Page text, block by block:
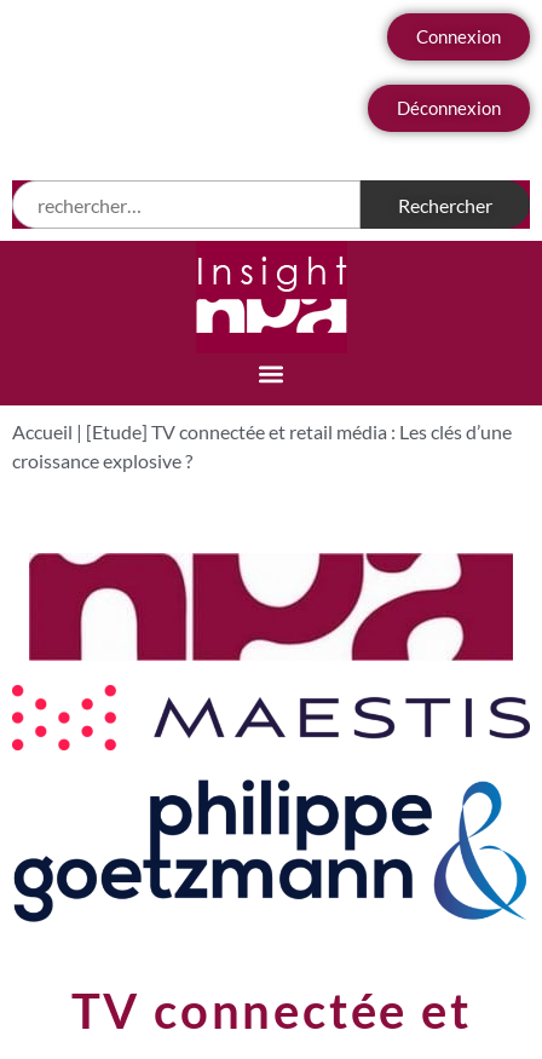
Connexion
Déconnexion
Accueil | [Etude] TV connectée et retail média : Les clés d’une
croissance explosive ?
TV connectée et